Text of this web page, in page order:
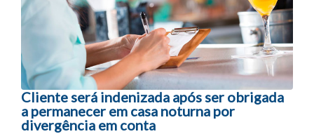
Cliente será indenizada após ser obrigada
a permanecer em casa noturna por
divergência em conta